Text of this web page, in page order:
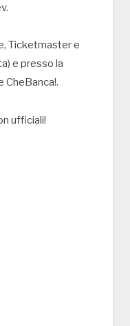
Ticketmaster e
e presso la
CheBanca!.
ufficiali!